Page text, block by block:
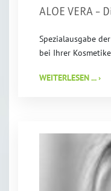
ALOE VERA –
Spezialausgabe
bei Ihrer
WEITERLESEN ... ›